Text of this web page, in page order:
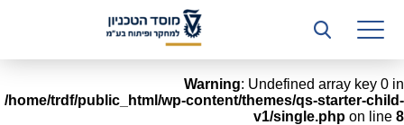
רשות המחקר
היחידה העסקית (T3)
קשרי תעשייה
Warning: Undefined array key 0 in
/home/trdf/public_html/wp-content/themes/qs-starter-child-
v1/single.php on line 8